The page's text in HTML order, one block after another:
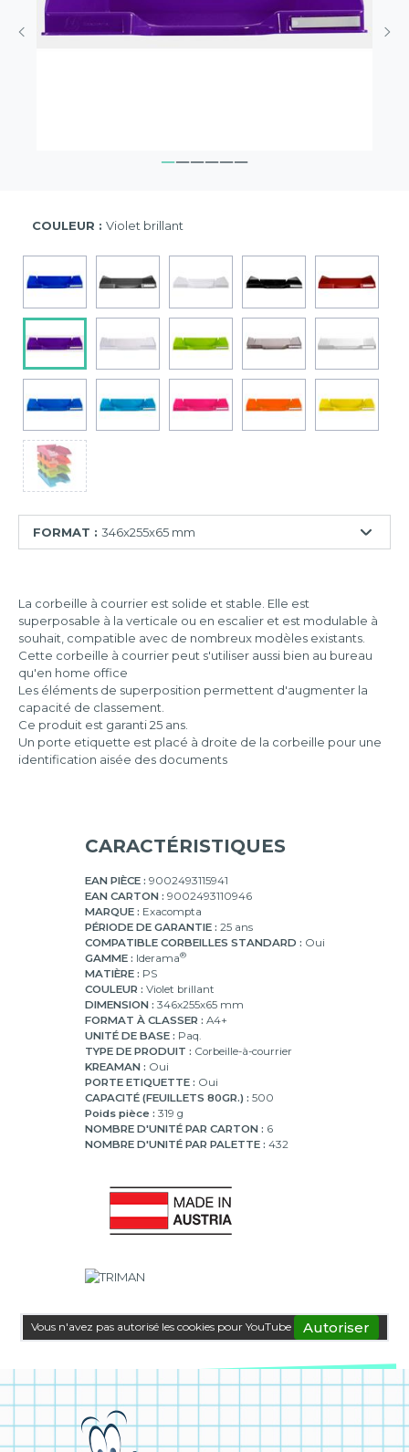
COULEUR : Violet brillant
FORMAT : 346x255x65 mm
346x255x65
mm
La corbeille à courrier est solide et stable. Elle est
superposable à la verticale ou en escalier et est modulable à
souhait, compatible avec de nombreux modèles existants.
Cette corbeille à courrier peut s'utiliser aussi bien au bureau
qu'en home office
Les éléments de superposition permettent d'augmenter la
capacité de classement.
Ce produit est garanti 25 ans.
Un porte etiquette est placé à droite de la corbeille pour une
identification aisée des documents
CARACTÉRISTIQUES
EAN PIÈCE : 9002493115941
EAN CARTON : 9002493110946
MARQUE : Exacompta
PÉRIODE DE GARANTIE : 25 ans
COMPATIBLE CORBEILLES STANDARD : Oui
GAMME : Iderama®
MATIÈRE : PS
COULEUR : Violet brillant
DIMENSION : 346x255x65 mm
FORMAT À CLASSER : A4+
UNITÉ DE BASE : Paq.
TYPE DE PRODUIT : Corbeille-à-courrier
KREAMAN : Oui
PORTE ETIQUETTE : Oui
CAPACITÉ (FEUILLETS 80GR.) : 500
Poids pièce : 319 g
NOMBRE D'UNITÉ PAR CARTON : 6
NOMBRE D'UNITÉ PAR PALETTE : 432
Vous n'avez pas autorisé les cookies pour YouTube Autoriser